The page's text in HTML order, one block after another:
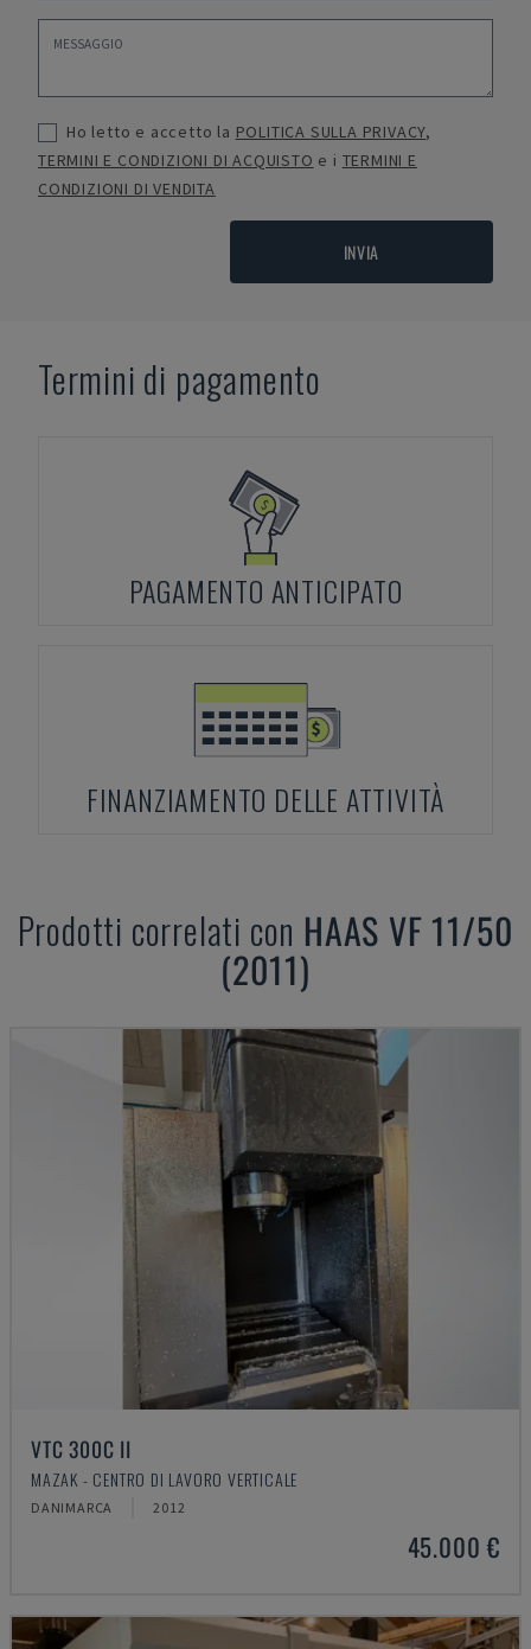
Ho letto e accetto la POLITICA SULLA PRIVACY,
TERMINI E CONDIZIONI DI ACQUISTO e i TERMINI E
CONDIZIONI DI VENDITA
INVIA
Termini di pagamento
PAGAMENTO ANTICIPATO
FINANZIAMENTO DELLE ATTIVITÀ
Prodotti correlati con HAAS VF 11/50
(2011)
VTC 300C II
MAZAK - CENTRO DI LAVORO VERTICALE
DANIMARCA 2012
45.000 €